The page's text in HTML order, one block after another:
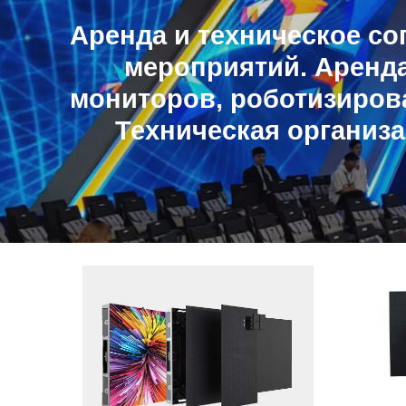
Аренда и техническое
мероприятий.
мониторов,
Техническая